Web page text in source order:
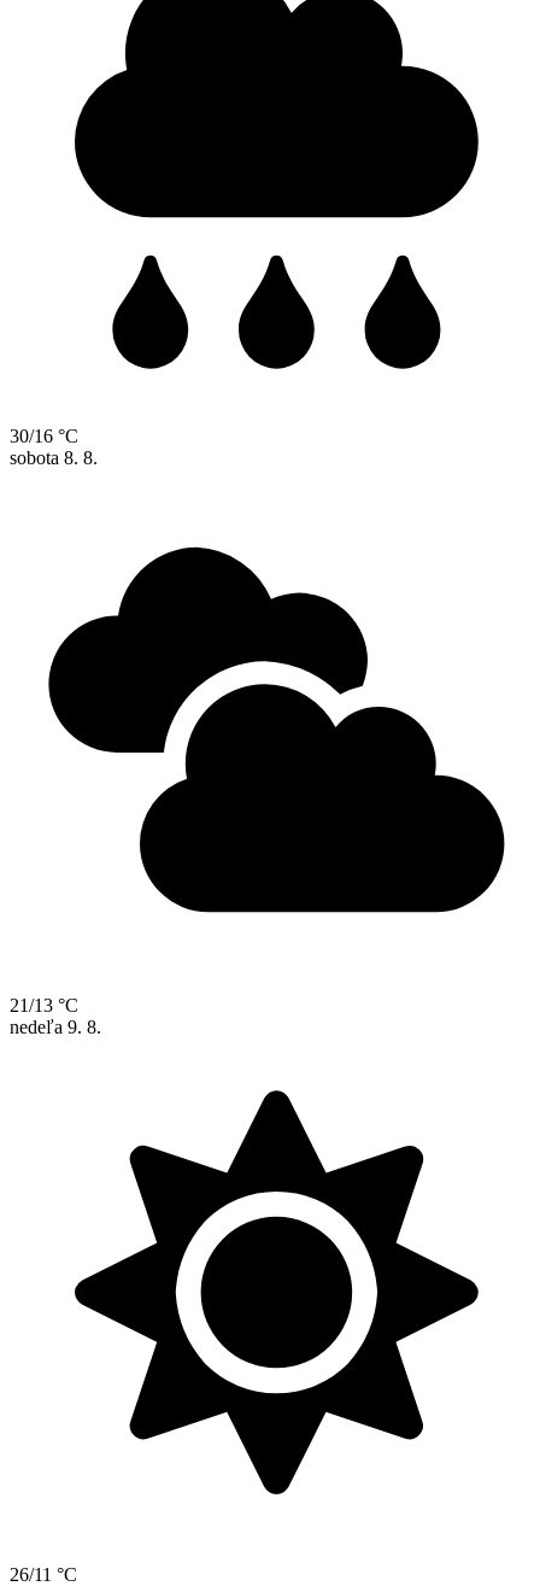
30/16 °C
sobota 8. 8.
21/13 °C
nedeľa 9. 8.
26/11 °C